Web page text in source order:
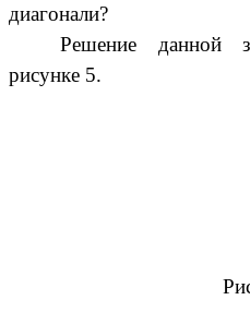
диагонали?
Решение данной
рисунке 5.